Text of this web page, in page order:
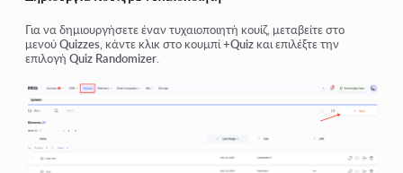
Για να δημιουργήσετε έναν τυχαιοποιητή κουίζ, μεταβείτε στο
μενούQuizzes , κάντε κλικ στο κουμπί+Quiz και επιλέξτε την
επιλογή Quiz Randomizer